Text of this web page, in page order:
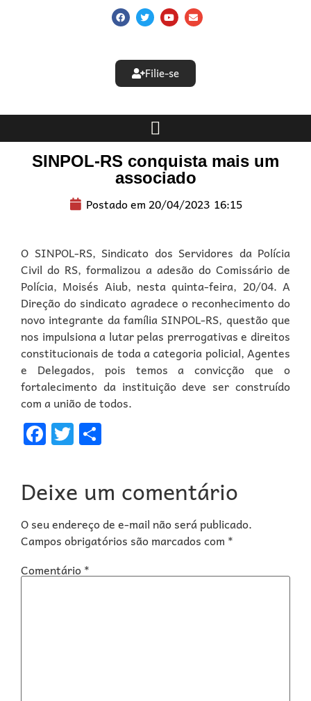
Filie-se
SINPOL-RS conquista mais um
associado
Postado em 20/04/2023 16:15
O SINPOL-RS, Sindicato dos Servidores da Polícia
Civil do RS, formalizou a adesão do Comissário de
Polícia, Moisés Aiub, nesta quinta-feira, 20/04. A
Direção do sindicato agradece o reconhecimento do
novo integrante da família SINPOL-RS, questão que
nos impulsiona a lutar pelas prerrogativas e direitos
constitucionais de toda a categoria policial, Agentes
e Delegados, pois temos a convicção que o
fortalecimento da instituição deve ser construído
com a união de todos.
Facebook
Twitter
Deixe um comentário
O seu endereço de e-mail não será publicado.
Campos obrigatórios são marcados com *
Comentário*